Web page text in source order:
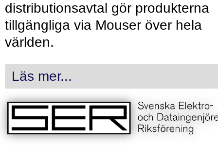
distributionsavtal gör produkterna
tillgängliga via Mouser över hela
världen.
Läs mer...